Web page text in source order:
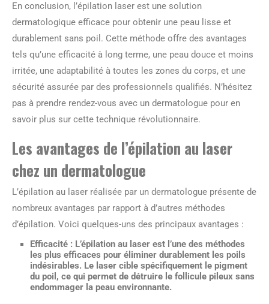
En conclusion, l’épilation laser est une solution
dermatologique efficace pour obtenir une peau lisse et
durablement sans poil. Cette méthode offre des avantages
tels qu’une efficacité à long terme, une peau douce et moins
irritée, une adaptabilité à toutes les zones du corps, et une
sécurité assurée par des professionnels qualifiés. N’hésitez
pas à prendre rendez-vous avec un dermatologue pour en
savoir plus sur cette technique révolutionnaire.
Les avantages de l’épilation au laser
chez un dermatologue
L’épilation au laser réalisée par un dermatologue présente de
nombreux avantages par rapport à d’autres méthodes
d’épilation. Voici quelques-uns des principaux avantages :
Efficacité : L’épilation au laser est l’une des méthodes
les plus efficaces pour éliminer durablement les poils
indésirables. Le laser cible spécifiquement le pigment
du poil, ce qui permet de détruire le follicule pileux sans
endommager la peau environnante.